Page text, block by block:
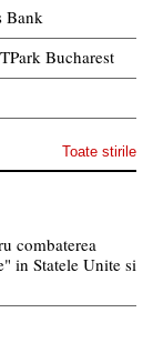
Bank
Bucharest
Toate stirile
combaterea
in Statele Unite si